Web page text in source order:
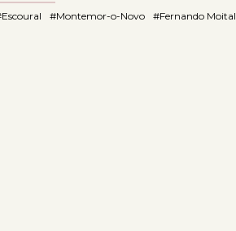
#Montemor-o-Novo #Fernando Moital